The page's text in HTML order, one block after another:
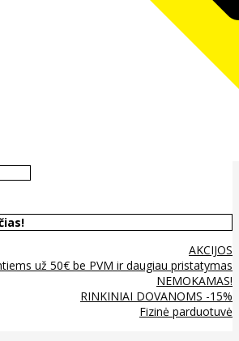
AKCIJOS
už 50€ be PVM ir daugiau pristatymas
NEMOKAMAS!
RINKINIAI DOVANOMS -15%
Fizinė parduotuvė